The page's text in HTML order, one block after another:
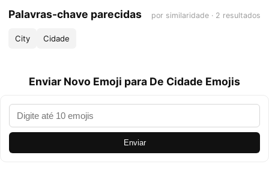
Palavras-chave parecidas por similaridade · 2 resultados
City Cidade
Enviar Novo Emoji para De Cidade Emojis
Enviar